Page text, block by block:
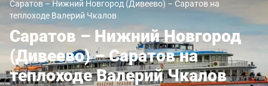
Саратов – Нижний Новгород (Дивеево) – Саратов на
теплоходе Валерий Чкалов
Саратов – Нижний Новгород
(Дивеево) – Саратов на
теплоходе Валерий Чкалов